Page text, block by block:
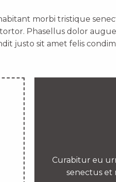
morbi tristique
Phasellus dolor
justo sit amet felis
Curabitur eu
senectus et